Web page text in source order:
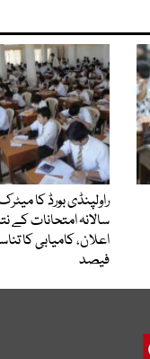
راولپنڈی بورڈ کا
سالانہ امتحانات کے
فیصد